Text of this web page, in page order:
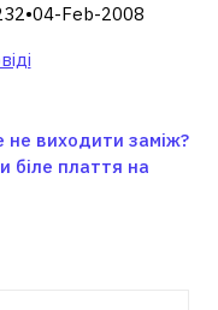
Feb-2008
не виходити заміж?
біле плаття на